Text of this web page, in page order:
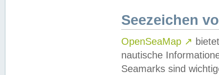
Seezeichen
OpenSeaMap ↗
nautische
Seamarks sind